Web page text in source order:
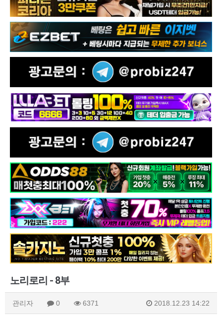
노리로리 - 8부
관리자 0 6371 2018.12.23 14:22